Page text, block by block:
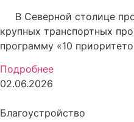
В Северной столице
крупных транспортных
программу «10
Подробнее
02.06.2026
Благоустройство